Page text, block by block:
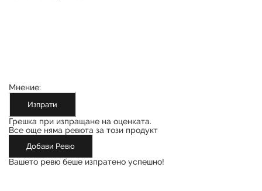
Мнение:
Изпрати
Грешка при изпращане на оценката.
Все още няма ревюта за този продукт
Добави Ревю
Вашето ревю беше изпратено успешно!